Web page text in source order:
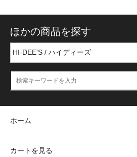
ほかの商品を探す
ホーム
カートを見る